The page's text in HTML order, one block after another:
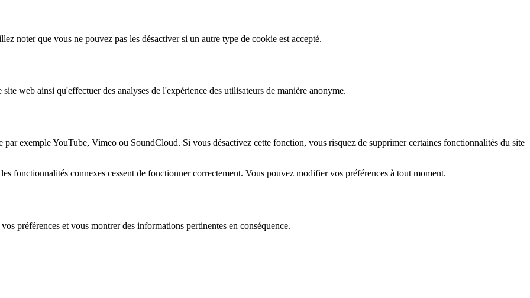
noter que vous ne pouvez pas les désactiver si un autre type de cookie est accepté.
web ainsi qu'effectuer des analyses de l'expérience des utilisateurs de manière anonyme.
exemple YouTube, Vimeo ou SoundCloud. Si vous désactivez cette fonction, vous risquez de supprimer certaines fonctionnalités du site
fonctionnalités connexes cessent de fonctionner correctement. Vous pouvez modifier vos préférences à tout moment.
préférences et vous montrer des informations pertinentes en conséquence.